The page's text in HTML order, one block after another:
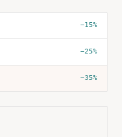
−15%
−25%
−35%